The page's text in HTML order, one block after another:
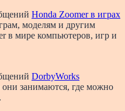
Honda Zoomer в играх
моделям и другим
в мире компьютеров, игр и
DorbyWorks
занимаются, где можно